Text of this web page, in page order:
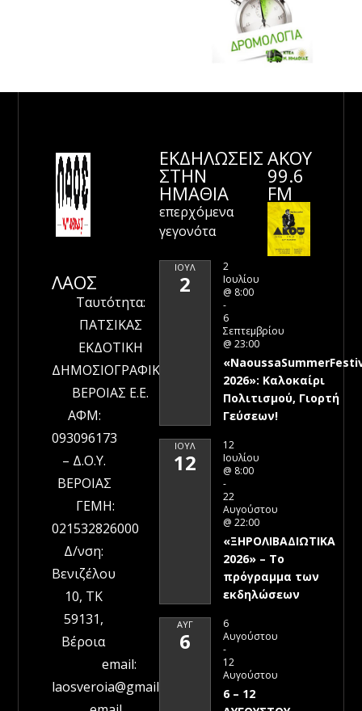
ΛΑΟΣ
Ταυτότητα:
ΠΑΤΣΙΚΑΣ
ΕΚΔΟΤΙΚΗ
ΔΗΜΟΣΙΟΓΡΑΦΙΚΗ
ΒΕΡΟΙΑΣ Ε.Ε.
ΑΦΜ:
093096173
– Δ.Ο.Υ.
ΒΕΡΟΙΑΣ
ΓΕΜΗ:
021532826000
Δ/νση:
Βενιζέλου
10, ΤΚ
59131,
Βέροια
email:
laosveroia@gmail.com
ΕΚΔΗΛΩΣΕΙΣ
ΣΤΗΝ
ΗΜΑΘΊΑ
επερχόμενα
γεγονότα
ΙΟΎΛ
2
2
Ιουλίου
@ 8:00
-
6
Σεπτεμβρίου
@ 23:00
2026»: Καλοκαίρι
Πολιτισμού, Γιορτή
Γεύσεων!
ΙΟΎΛ
12
12
Ιουλίου
@ 8:00
-
22
Αυγούστου
@ 22:00
«ΞΗΡΟΛΙΒΑΔΙΩΤΙΚΑ
2026» – To
πρόγραμμα των
εκδηλώσεων
ΑΥΓ
6
6
Αυγούστου
-
12
Αυγούστου
6 – 12
ΑΚΟΥ
99.6
FM